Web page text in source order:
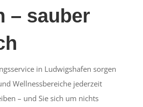
– sauber
in Ludwigshafen sorgen
Wellnessbereiche jederzeit
– und Sie sich um nichts